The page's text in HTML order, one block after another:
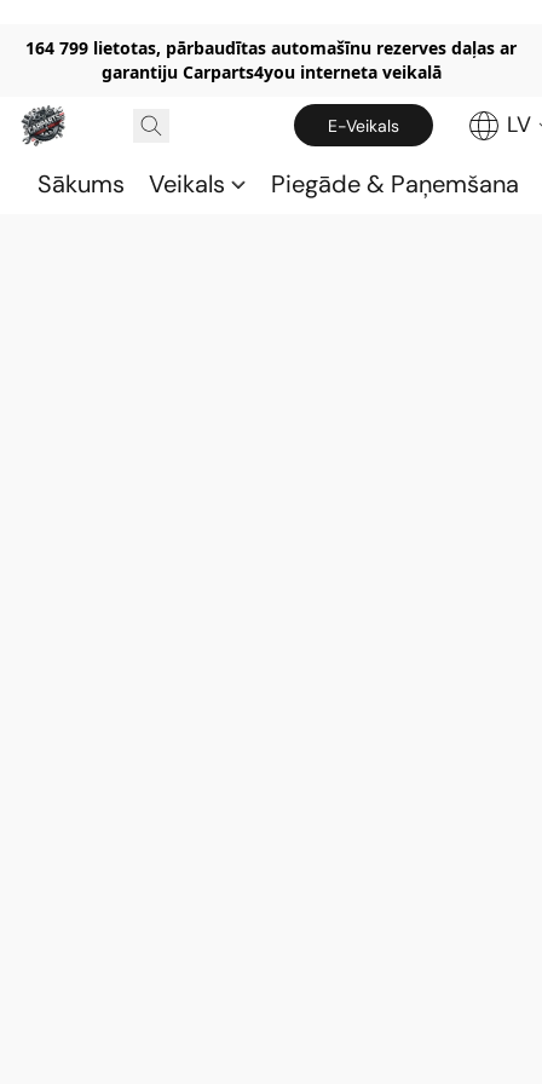
164 799 lietotas, pārbaudītas automašīnu rezerves daļas ar
garantiju Carparts4you interneta veikalā
E-Veikals LV
Sākums Veikals Piegāde & Paņemšana